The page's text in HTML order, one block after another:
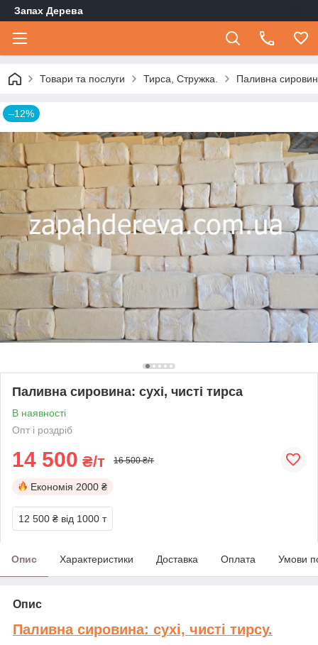
Запах Дерева
Товари та послуги Тирса, Стружка. Паливна
–12%
Паливна сировина: сухі, чисті тирса
В наявності
Опт і роздріб
14 500 ₴/т 16 500 ₴/т
Економія 2000 ₴
12 500 ₴ від 1000 т
Опис Характеристики Доставка Оплата Умови
Опис
Паливна сировина: сухі, чисті тирсу.